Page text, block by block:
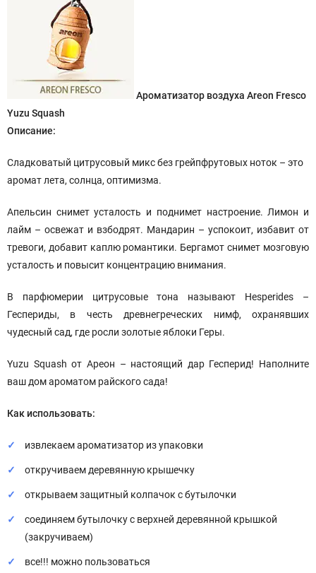
Ароматизатор воздуха Areon Fresco
Yuzu Squash
Описание:
Сладковатый цитрусовый микс без грейпфрутовых ноток – это
аромат лета, солнца, оптимизма.
Апельсин снимет усталость и поднимет настроение. Лимон и
лайм – освежат и взбодрят. Мандарин – успокоит, избавит от
тревоги, добавит каплю романтики. Бергамот снимет мозговую
усталость и повысит концентрацию внимания.
В парфюмерии цитрусовые тона называют Hesperides –
Геспериды, в честь древнегреческих нимф, охранявших
чудесный сад, где росли золотые яблоки Геры.
Yuzu Squash от Ареон – настоящий дар Гесперид! Наполните
ваш дом ароматом райского сада!
Как использовать:
извлекаем ароматизатор из упаковки
откручиваем деревянную крышечку
открываем защитный колпачок с бутылочки
соединяем бутылочку с верхней деревянной крышкой
(закручиваем)
все!!! можно пользоваться